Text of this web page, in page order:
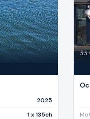
2025
1 x 135ch
55